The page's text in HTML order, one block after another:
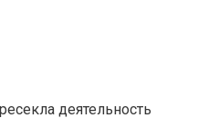
деятельность